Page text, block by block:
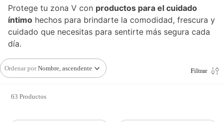
Protege tu zona V con productos para el cuidado
íntimo hechos para brindarte la comodidad, frescura y
cuidado que necesitas para sentirte más segura cada
día.
Ordenar por Nombre, ascendente Filtrar
63 Productos